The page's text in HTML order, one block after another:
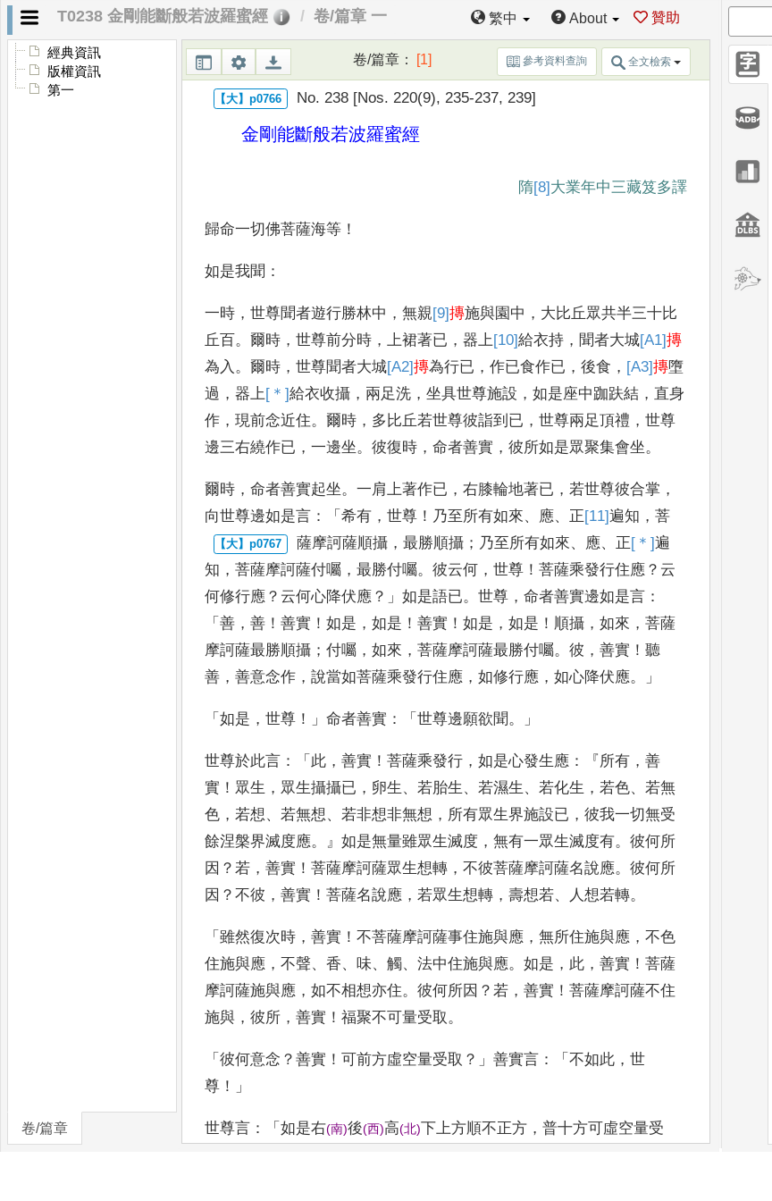
T0238 金剛能斷般若波羅蜜經 卷/篇章 一 繁中 About 贊助
經典資訊
版權資訊
第一
卷/篇章
卷/篇章 ： [1] 參考資料查詢 全文檢索
No. 238 [Nos. 220(9), 235-237, 239]
金剛能斷般若波羅蜜經
隋[8] 大業年中三藏笈多譯
歸命一切佛菩薩海等 ！
如是我聞 ：
一時 ， 世尊聞者遊行勝林中 ， 無親[9]摶施與園中 ， 大比丘眾共半三十比
丘百 。 爾時 ， 世尊前分時 ， 上裙著已 ， 器上[10]給衣持 ， 聞者大城[A1]摶
為入 。 爾時 ， 世尊聞者大城[A2]摶為行已 ， 作已食作已 ， 後食 ， [A3]摶墮
過 ， 器上[＊]給衣收攝 ， 兩足洗 ， 坐具世尊施設 ， 如是座中跏趺結 ， 直身
作 ， 現前念近住。 爾時 ， 多比丘若世尊彼詣到已 ， 世尊兩足頂禮 ， 世尊
邊三右繞作已 ， 一邊坐。 彼復時 ， 命者善實 ， 彼所如是眾聚集會坐。
爾時 ， 命者善實起坐。 一肩上著作已 ， 右膝輪地著已 ， 若世尊彼合掌 ，
向世尊邊如是言 ：「 希有 ， 世尊 ！ 乃至所有如來、 應、 正 [11]遍知 ， 菩
薩摩訶薩順攝 ，最勝順攝 ； 乃至所有如來、 應、 正 [＊]遍
知 ， 菩薩摩訶薩付囑 ， 最勝付囑。 彼云何 ， 世尊 ！ 菩薩乘發行住應 ？ 云
何修行應 ？ 云何心降伏應 ？」 如是語已。 世尊 ， 命者善實邊如是言 ：
「 善 ， 善 ！ 善實 ！ 如是 ， 如是 ！ 善實 ！ 如是 ， 如是 ！ 順攝 ， 如來 ， 菩薩
摩訶薩最勝順攝 ； 付囑 ， 如來 ， 菩薩摩訶薩最勝付囑。 彼 ， 善實 ！ 聽
善 ， 善意念作 ， 說當如菩薩乘發行住應 ， 如修行應 ， 如心降伏應。」
「 如是 ， 世尊 ！」 命者善實 ：「 世尊邊願欲聞。」
世尊於此言 ：「 此 ， 善實 ！ 菩薩乘發行 ， 如是心發生應 ： 『 所有 ， 善
實 ！ 眾生 ， 眾生攝攝已 ， 卵生 、 若胎生 、 若濕生 、 若化生 ， 若色、 若無
色 ， 若想、 若無想、 若非想非無想 ， 所有眾生界施設已 ， 彼我一切無受
餘涅槃界滅度應。』 如是無量雖眾生滅度 ， 無有一眾生滅度有。 彼何所
因 ？ 若 ， 善實 ！ 菩薩摩訶薩眾生想轉 ， 不彼菩薩摩訶薩名說應。 彼何所
因 ？ 不彼 ， 善實 ！ 菩薩名說應 ， 若眾生想轉 ， 壽想若、 人想若轉。
「 雖然復次時 ， 善實 ！ 不菩薩摩訶薩事住施與應 ， 無所住施與應 ， 不色
住施與應 ， 不聲、 香、 味、 觸、 法中住施與應。 如是 ， 此 ， 善實 ！ 菩薩
摩訶薩施與應 ， 如不相想亦住。 彼何所因 ？ 若 ， 善實 ！ 菩薩摩訶薩不住
施與 ， 彼所 ， 善實 ！ 福聚不可量受取。
「 彼何意念 ？ 善實 ！ 可前方虛空量受取 ？」 善實言 ：「 不如此 ， 世
尊 ！」
世尊言 ：「 如是右(南)後(西)高(北)下上方順不 正方 ， 普十方可虛空量受